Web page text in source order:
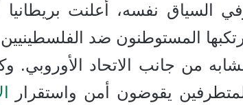
السياق نفسه، أعلنت
المستوطنون ضد
من جانب الاتحاد الأوروبي.
يقوضون أمن واستقرار